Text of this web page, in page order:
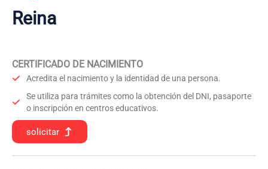
Reina
CERTIFICADO DE NACIMIENTO
Acredita el nacimiento y la identidad de una persona.
Se utiliza para trámites como la obtención del DNI, pasaporte
o inscripción en centros educativos.
solicitar